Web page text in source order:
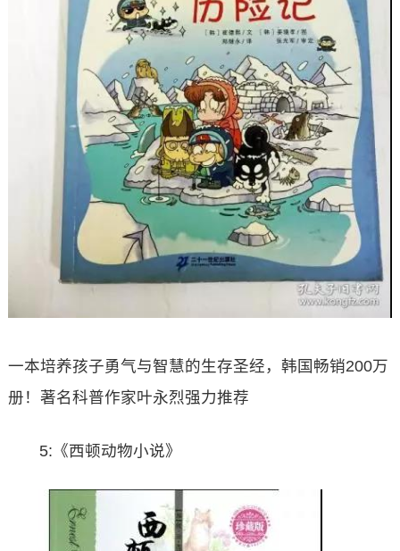
一本培养孩子勇气与智慧的生存圣经，韩国畅销200万
册！著名科普作家叶永烈强力推荐
5:《西顿动物小说》